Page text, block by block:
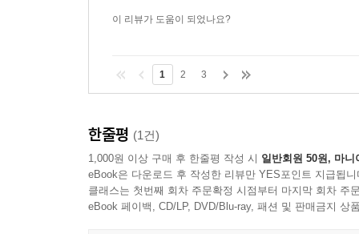
이 리뷰가 도움이 되었나요?
1 2 3
한줄평 (1건)
1,000원 이상 구매 후 한줄평 작성 시 일반회원 50원, 마니
eBook은 다운로드 후 작성한 리뷰만 YES포인트 지급됩니
클래스는 첫번째 회차 주문확정 시점부터 마지막 회차 주
eBook 페이백, CD/LP, DVD/Blu-ray, 패션 및 판매금지 상